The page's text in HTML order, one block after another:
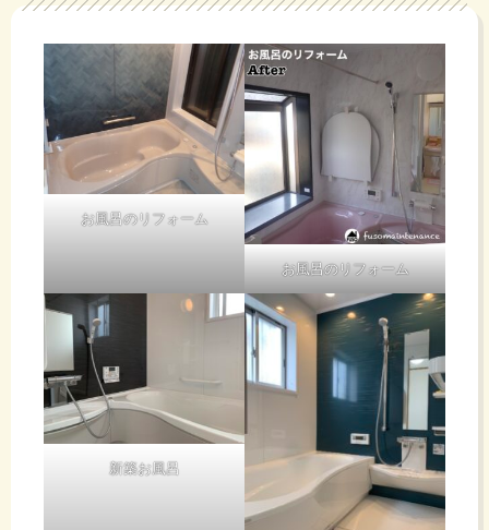
お風呂のリフォーム
お風呂のリフォーム
新築お風呂